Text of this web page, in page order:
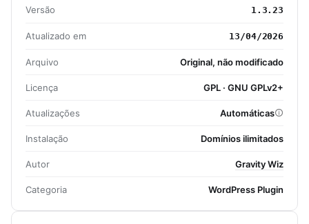
Versão 1.3.23
Atualizado em 13/04/2026
Arquivo Original, não modificado
Licença GPL · GNU GPLv2+
Atualizações Automáticas
Instalação Domínios ilimitados
Autor Gravity Wiz
Categoria WordPress Plugin